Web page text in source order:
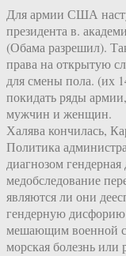
Для армии США
президента в.
(Обама разрешил).
права на открытую
для смены пола. (их
покидать ряды
мужчин и женщин.
Халява кончилась,
Политика
диагнозом
медобследование
являются ли они
гендерную дисфорию
мешающим военной
морская болезнь или